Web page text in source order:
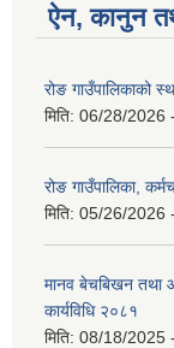
ऐन, कानुन
रोङ गाउँपालिकाको
मिति: 06/28/2026
रोङ गाउँपालिका,
मिति: 05/26/2026
मानव बेचबिखन तथा
कार्यविधि २०८१
मिति: 08/18/2025